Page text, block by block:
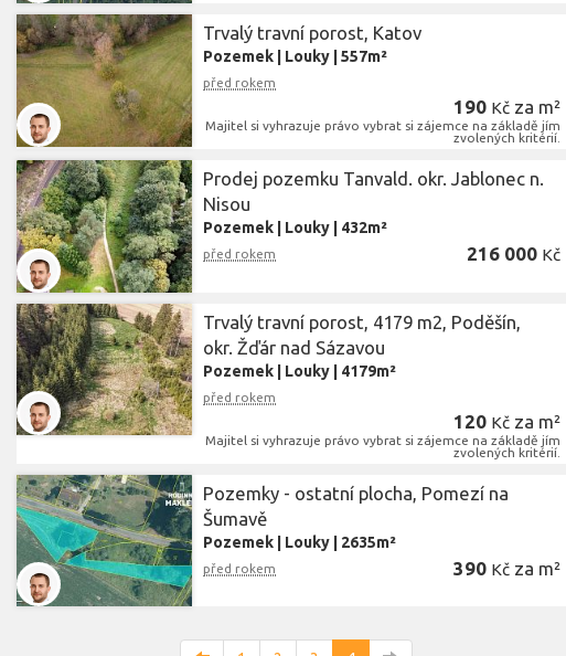
Cena
Trvalý travní porost, Katov
Pozemek Louky |557m²
před rokem
190 Kč za m²
Majitel si vyhrazuje právo vybrat si zájemce na základě jím
zvolených kritérií.
Prodej pozemku Tanvald. okr. Jablonec n.
Nisou
Pozemek Louky 432m²
před rokem 216 000 Kč
Trvalý travní porost, 4179 m2, Poděšín,
okr. Žďár nad Sázavou
Pozemek Louky 4179m²
před rokem
120 Kč za m²
Majitel si vyhrazuje právo vybrat si zájemce na základě jím
zvolených kritérií.
Pozemky - ostatní plocha, Pomezí na
Šumavě
Pozemek Louky 2635m²
před rokem 390 Kč za m²